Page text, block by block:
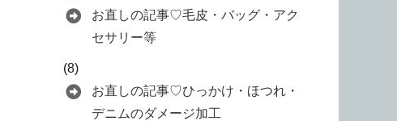
お直しの記事♡毛皮・バッグ・アク
セサリー等
(8)
お直しの記事♡ひっかけ・ほつれ・
デニムのダメージ加工